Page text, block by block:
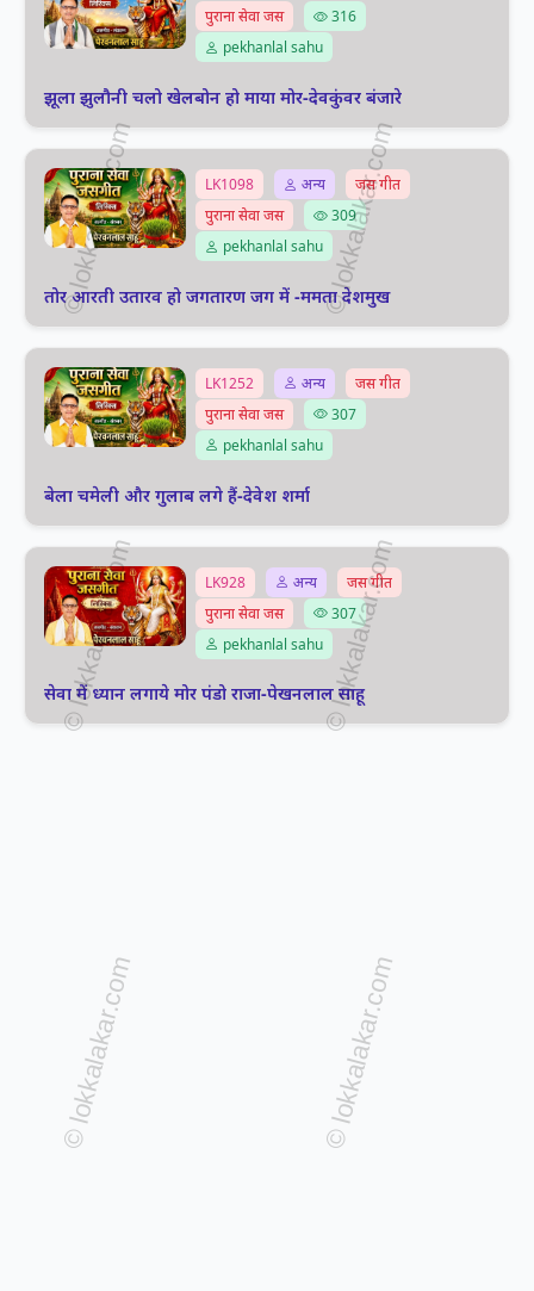
पुराना सेवा जस
316
pekhanlal sahu
झूला झुलौनी चलो खेलबोन हो माया मोर-देवकुंवर बंजारे
LK1098 अन्य
जस गीत
पुराना सेवा जस
309
pekhanlal sahu
तोर आरती उतारव हो जगतारण जग में -ममता देशमुख
LK1252 अन्य
जस गीत
पुराना सेवा जस
307
pekhanlal sahu
बेला चमेली और गुलाब लगे हैं-देवेश शर्मा
LK928 अन्य
जस गीत
पुराना सेवा जस
307
pekhanlal sahu
सेवा में ध्यान लगाये मोर पंडो राजा-पेखनलाल साहू